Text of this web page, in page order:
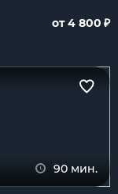
от 4 800 ₽
90 мин.